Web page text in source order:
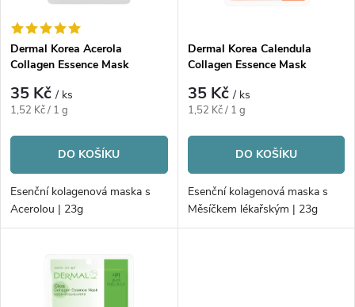
í
p
r
o
d
u
s
p
r
o
d
u
Dermal Korea Acerola
Collagen Essence Mask
35 Kč/ ks
Měrná
1,52 Kč / 1 g
DO KOŠÍKU
Esenční kolagenová maska s
Acerolou | 23g
Dermal Korea Calendula
Collagen Essence Mask
35 Kč/ ks
Měrná
1,52 Kč / 1 g
DO KOŠÍKU
Esenční kolagenová maska s
Měsíčkem lékařským | 23g